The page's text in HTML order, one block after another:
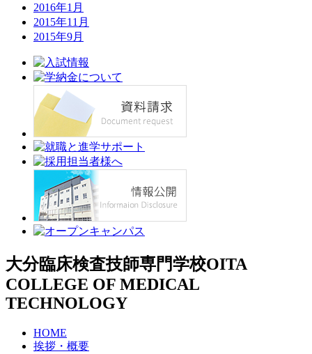
2016年1月
2015年11月
2015年9月
大分臨床検査技師専門学校OITA
COLLEGE OF MEDICAL
TECHNOLOGY
HOME
挨拶・概要